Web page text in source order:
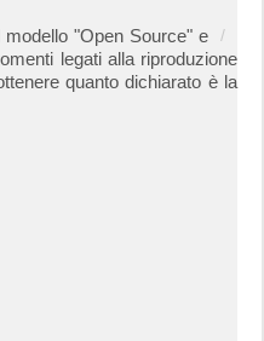
"Open Source" e
legati alla riproduzione
quanto dichiarato è la